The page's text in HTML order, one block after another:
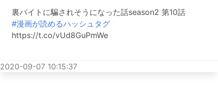
裏バイトに騙されそうになった話season2 第10話
#漫画が読めるハッシュタグ
https://t.co/vUd8GuPmWe
2020-09-07 10:15:37